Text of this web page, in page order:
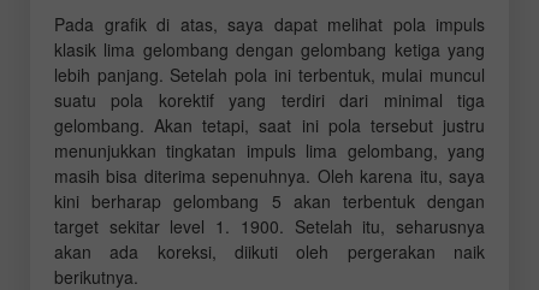
Pada grafik di atas, saya dapat melihat pola impuls
klasik lima gelombang dengan gelombang ketiga yang
lebih panjang. Setelah pola ini terbentuk, mulai muncul
suatu pola korektif yang terdiri dari minimal tiga
gelombang. Akan tetapi, saat ini pola tersebut justru
menunjukkan tingkatan impuls lima gelombang, yang
masih bisa diterima sepenuhnya. Oleh karena itu, saya
kini berharap gelombang 5 akan terbentuk dengan
target sekitar level 1. 1900. Setelah itu, seharusnya
akan ada koreksi, diikuti oleh pergerakan naik
berikutnya.